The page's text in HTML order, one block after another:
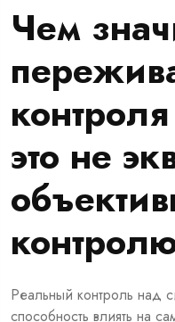
Чем
это не
Реальный контроль над
способность влиять на